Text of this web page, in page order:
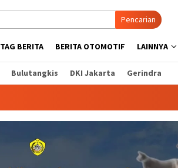
Pencarian
TAG BERITA BERITA OTOMOTIF LAINNYA
Bulutangkis DKI Jakarta Gerindra